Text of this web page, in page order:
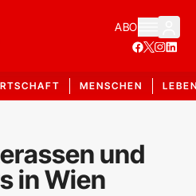
ABO
MENSCHEN
und
in Wien